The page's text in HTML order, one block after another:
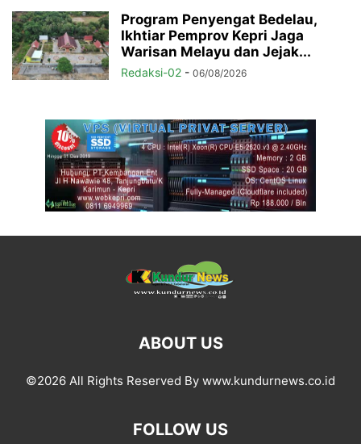
Program Penyengat Bedelau,
Ikhtiar Pemprov Kepri Jaga
Warisan Melayu dan Jejak...
Redaksi-02 - 06/08/2026
ABOUT US
©2026 All Rights Reserved By www.kundurnews.co.id
FOLLOW US